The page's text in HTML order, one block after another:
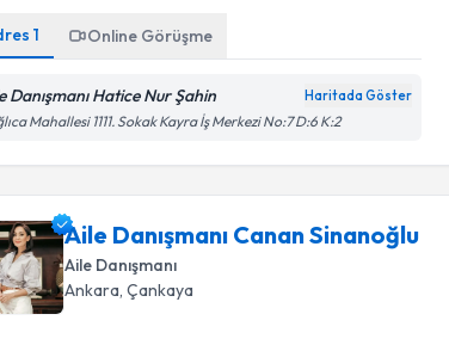
1 Online Görüşme
Danışmanı Hatice Nur Şahin Haritada Göster
Mahallesi 1111. Sokak Kayra İş Merkezi No:7 D:6 K:2
Aile Danışmanı Canan Sinanoğlu
Aile Danışmanı
Ankara, Çankaya